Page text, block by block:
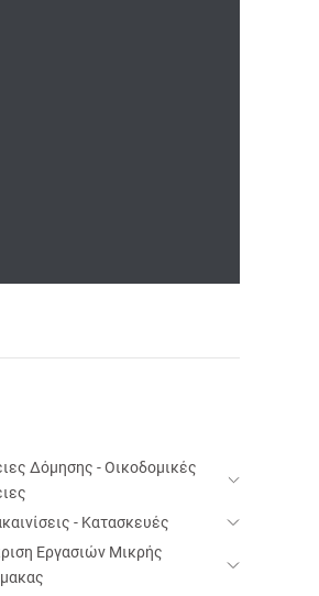
Δόμησης - Οικοδομικές
- Κατασκευές
Εργασιών Μικρής